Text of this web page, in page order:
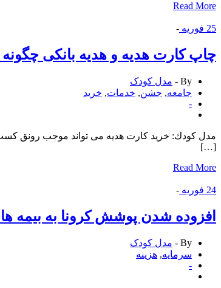
Read More
25 فوریه -
چاپ كارت هدیه و هدیه بانكی
By -
مدل کودک
جامعه, جشن, خدمات, خرید
-
مدل كودك: خرید كارت هدیه می تواند موجب رونق
[…]
Read More
24 فوریه -
افزوده شدن پوشش كرونا به بیمه
By -
مدل کودک
سرمایه, هزینه
-